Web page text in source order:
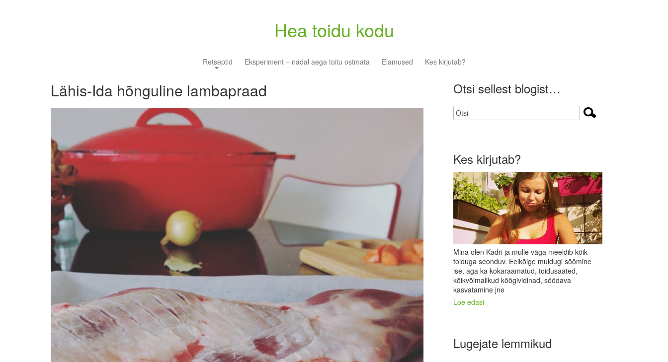
Hea toidu kodu
Retseptid Eksperiment – nädal aega toitu ostmata Elamused Kes kirjutab?
Lähis-Ida hõnguline lambapraad Otsi sellest blogist…
Kes kirjutab?
Mina olen Kadri ja mulle väga meeldib kõik
toiduga seonduv. Eelkõige muidugi söömine
ise, aga ka kokaraamatud, toidusaated,
kõikvõimalikud köögividinad, söödava
kasvatamine jne
Loe edasi
Lugejate lemmikud